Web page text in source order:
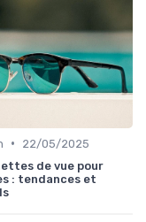
•
22/05/2025
de vue pour
: tendances et